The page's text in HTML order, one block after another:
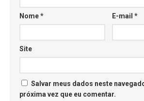
Nome* E-mail*
Site
Salvar meus dados neste
próxima vez que eu comentar.